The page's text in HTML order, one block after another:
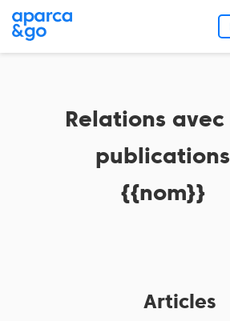
Relations avec
publications
{{nom}}
Articles